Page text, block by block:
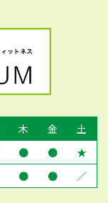
木 金
土
● ●
★
● ● ／